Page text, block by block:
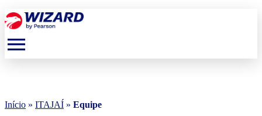
menu
Início » ITAJAÍ » Equipe